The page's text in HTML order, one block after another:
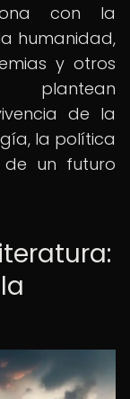
con la
humanidad,
y otros
plantean
de la
la política
un futuro